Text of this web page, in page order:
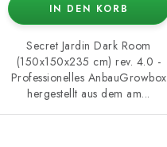
IN DEN KORB
Secret Jardin Dark Room
(150x150x235 cm) rev. 4.0 -
Professionelles AnbauGrowbox
hergestellt aus dem am...